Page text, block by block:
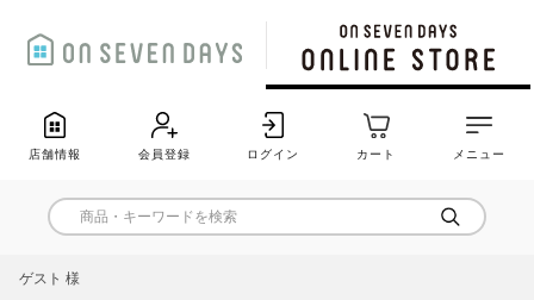
店舗情報 会員登録 ログイン カート メニュー
ゲスト 様